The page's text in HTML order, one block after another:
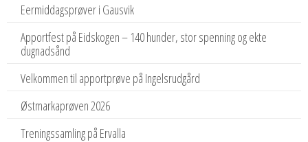
Eermiddagsprøver i Gausvik
Apportfest på Eidskogen – 140 hunder, stor spenning og ekte
dugnadsånd
Velkommen til apportprøve på Ingelsrudgård
Østmarkaprøven 2026
Treningssamling på Ervalla